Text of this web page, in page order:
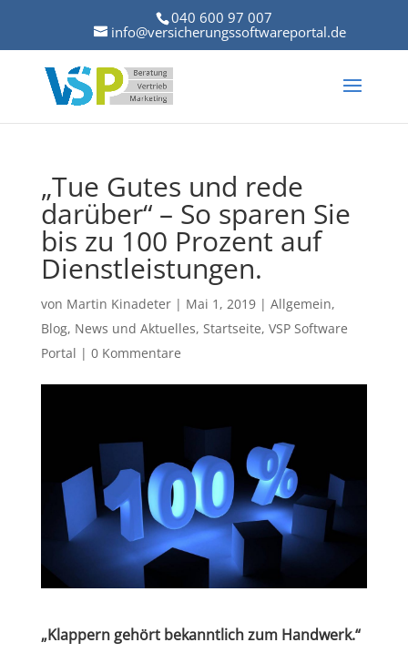
040 600 97 007
info@versicherungssoftwareportal.de
„Tue Gutes und rede
darüber“ – So sparen Sie
bis zu 100 Prozent auf
Dienstleistungen.
von Martin Kinadeter| Mai 1, 2019| Allgemein,
Blog, News und Aktuelles, Startseite, VSP Software
Portal | 0 Kommentare
„Klappern gehört bekanntlich zum Handwerk.“